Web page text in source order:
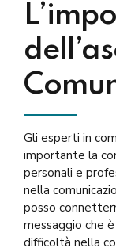
Gli esperti in
importante la
personali e
nella
posso
messaggio che
difficoltà nella